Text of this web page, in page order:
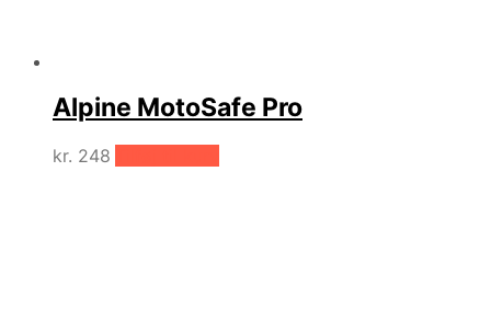
Alpine MotoSafe Pro
kr. 248